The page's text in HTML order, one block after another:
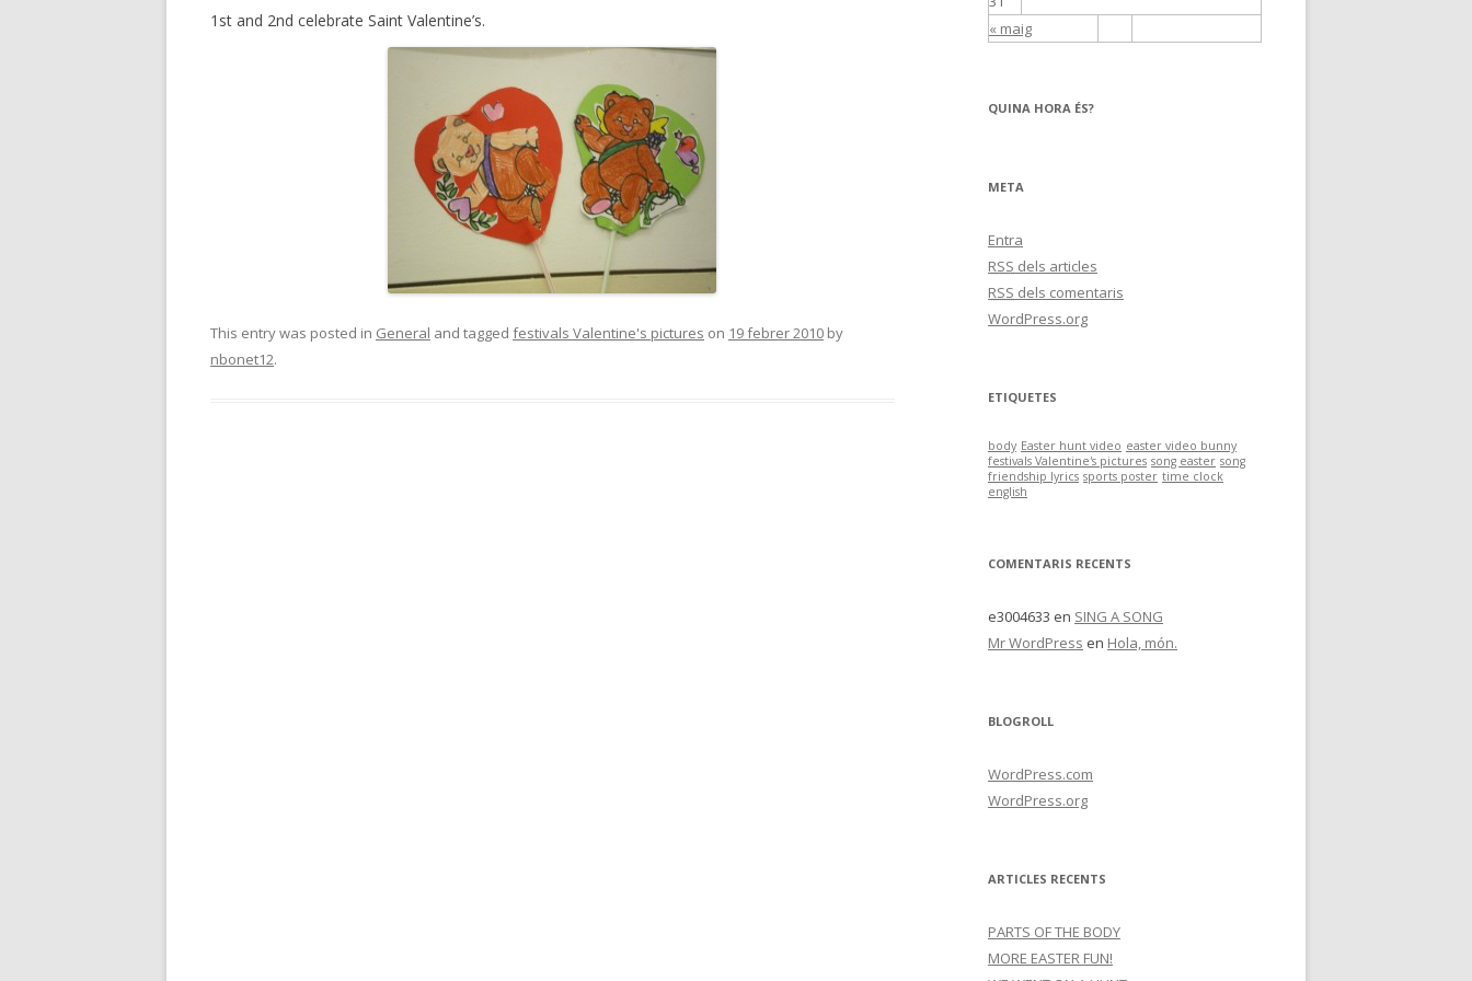
1st and 2nd celebrate Saint Valentine’s.
This entry was posted in General and tagged festivals Valentine's pictures on 19 febrer 2010 by
nbonet12.
« maig
QUINA HORA ÉS?
META
Entra
RSS dels articles
RSS dels comentaris
WordPress.org
ETIQUETES
body Easter hunt video easter video bunny
festivals Valentine's pictures song easter song
friendship lyrics sports poster time clock
english
COMENTARIS RECENTS
e3004633 en SING A SONG
Mr WordPress en Hola, món.
BLOGROLL
WordPress.com
WordPress.org
ARTICLES RECENTS
PARTS OF THE BODY
MORE EASTER FUN!